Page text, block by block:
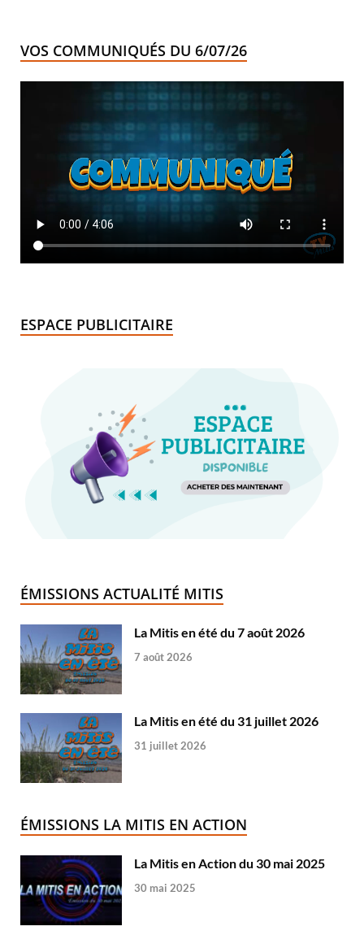
VOS COMMUNIQUÉS DU 6/07/26
ESPACE PUBLICITAIRE
ÉMISSIONS ACTUALITÉ MITIS
La Mitis en été du 7 août 2026
7 août 2026
La Mitis en été du 31 juillet 2026
31 juillet 2026
ÉMISSIONS LA MITIS EN ACTION
La Mitis en Action du 30 mai 2025
30 mai 2025